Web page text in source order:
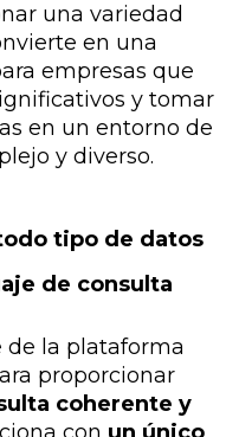
una variedad
en una
empresas que
y tomar
en un entorno de
y diverso.
tipo de datos
de consulta
de la plataforma
proporcionar
coherente y